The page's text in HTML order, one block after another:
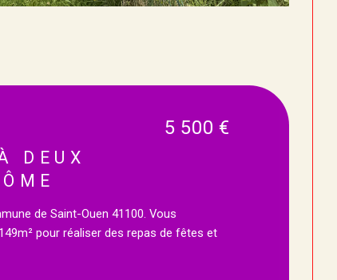
DEUX
5 500 €
de Saint-Ouen 41100. Vous
pour réaliser des repas de fêtes et